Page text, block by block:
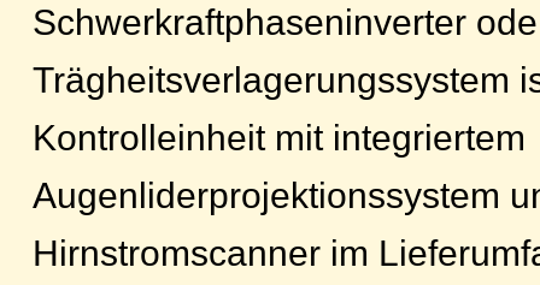
Schwerkraftphaseninverter
Trägheitsverlagerungssystem
Kontrolleinheit mit integriertem
Augenliderprojektionssystem
Hirnstromscanner im